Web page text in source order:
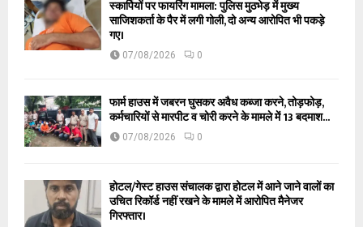
स्कार्पियों पर फायरिंग मामला: पुलिस मुठभेड़ में मुख्य
साजिशकर्ता के पैर में लगी गोली, दो अन्य आरोपित भी पकड़े
गए।
07/08/2026 0
फार्म हाउस में जबरन घुसकर अवैध कब्जा करने, तोड़फोड़,
कर्मचारियों से मारपीट व चोरी करने के मामले में 13 बदमाश...
07/08/2026 0
होटल/गेस्ट हाउस संचालक द्वारा होटल में आने जाने वालों का
उचित रिकॉर्ड नहीं रखने के मामले में आरोपित मैनेजर
गिरफ्तार।